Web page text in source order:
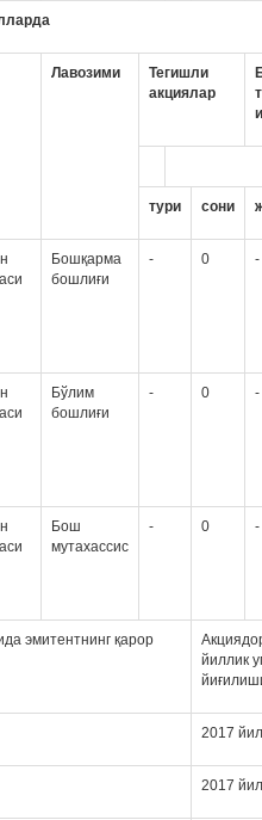
Лавозими
Тегишли
акциялар
тури сони
Бошқарма
бошлиғи
- 0 -
Бўлим
бошлиғи
- 0 -
Бош
мутахассис
- 0 -
эмитентнинг қарор
йиллик
2017
2017